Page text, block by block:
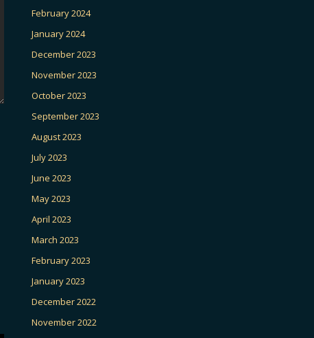
February 2024
January 2024
December 2023
November 2023
October 2023
September 2023
August 2023
July 2023
June 2023
May 2023
April 2023
March 2023
February 2023
January 2023
December 2022
November 2022